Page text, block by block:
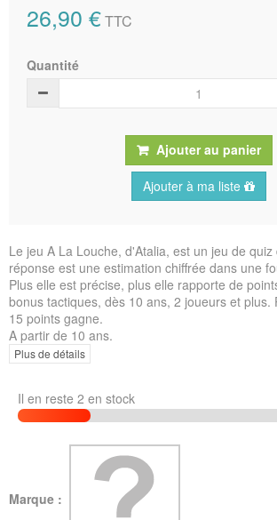
26,90 €TTC
Quantité
Ajouter au panier
Ajouter à ma liste
Le jeu A La Louche, d'Atalia, est un jeu de
réponse est une estimation chiffrée dans une
Plus elle est précise, plus elle rapporte de
bonus tactiques, dès 10 ans, 2 joueurs et plus.
15 points gagne.
A partir de 10 ans.
Plus de détails
Il en reste 2 en stock
Marque :